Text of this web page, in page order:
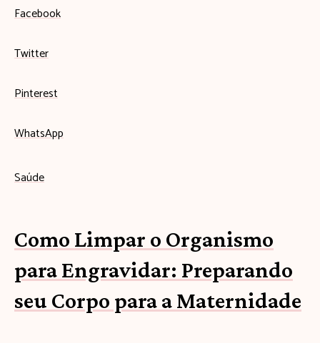
Facebook
Twitter
Pinterest
WhatsApp
Saúde
Como Limpar o Organismo
para Engravidar: Preparando
seu Corpo para a Maternidade